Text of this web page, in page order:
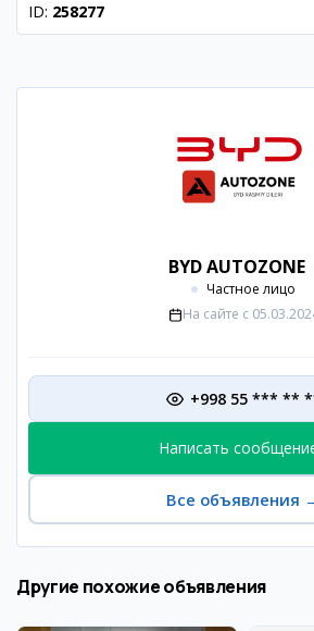
ID: 258277
BYD AUTOZONE
Частное лицо
На сайте с
+998 55 *** **
Написать
Все объявления
Другие похожие объявления